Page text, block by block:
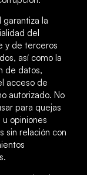
garantiza la
del
y de terceros
así como la
de datos,
acceso de
autorizado. No
para quejas
opiniones
sin relación con